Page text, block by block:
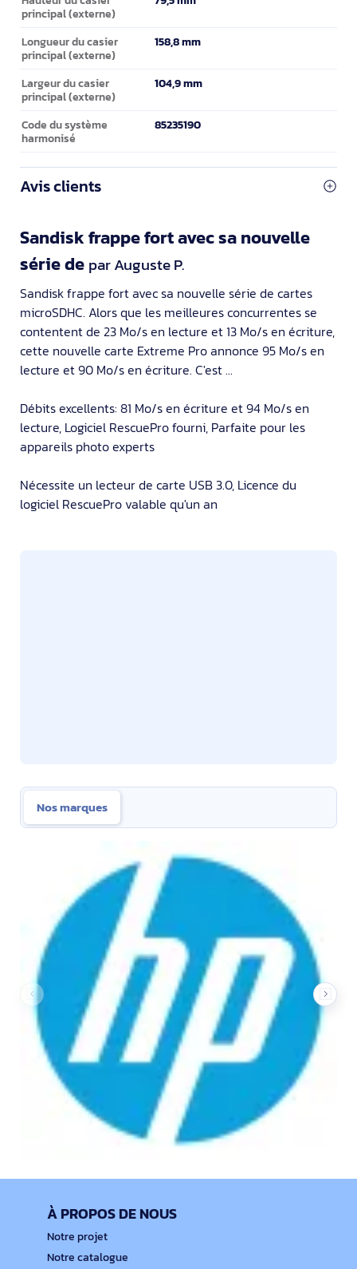
principal (externe)
Longueur du casier
principal (externe)
158,8 mm
Largeur du casier
principal (externe)
104,9 mm
Code du système
harmonisé
85235190
Avis clients
Sandisk frappe fort avec sa nouvelle
série de par Auguste P.
Sandisk frappe fort avec sa nouvelle série de cartes
microSDHC. Alors que les meilleures concurrentes se
contentent de 23 Mo/s en lecture et 13 Mo/s en écriture,
cette nouvelle carte Extreme Pro annonce 95 Mo/s en
lecture et 90 Mo/s en écriture. C'est ...
Débits excellents: 81 Mo/s en écriture et 94 Mo/s en
lecture, Logiciel RescuePro fourni, Parfaite pour les
appareils photo experts
Nécessite un lecteur de carte USB 3.0, Licence du
logiciel RescuePro valable qu'un an
Nos marques
Nos marques
À PROPOS DE NOUS
Notre projet
Notre catalogue